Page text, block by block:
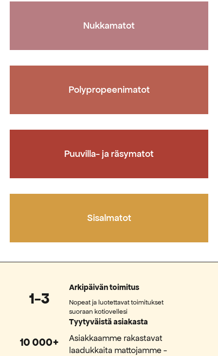
Nukkamatot
Polypropeenimatot
Puuvilla- ja räsymatot
Sisalmatot
1-3
Arkipäivän toimitus
Nopeat ja luotettavat toimitukset
suoraan kotiovellesi
10 000+
Tyytyväistä asiakasta
Asiakkaamme rakastavat
laadukkaita mattojamme -